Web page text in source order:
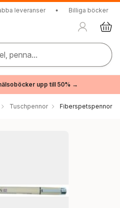
leveranser • Billiga böcker
penna...
upp till 50% →
Tuschpennor Fiberspetspennor